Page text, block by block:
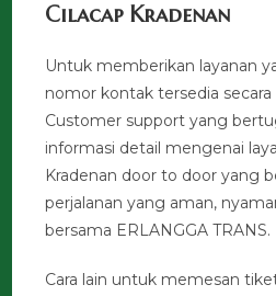
Cilacap Kradenan
Untuk memberikan layanan
nomor kontak tersedia
Customer support yang
informasi detail mengenai
Kradenan door to door yang
perjalanan yang aman,
bersama ERLANGGA TRANS.
Cara lain untuk memesan